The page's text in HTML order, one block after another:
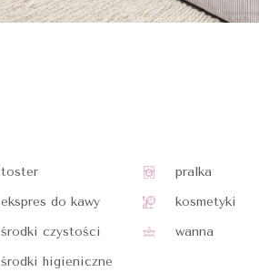
toster
ekspres do kawy
środki czystości
środki higieniczne
pralka
kosmetyki
wanna